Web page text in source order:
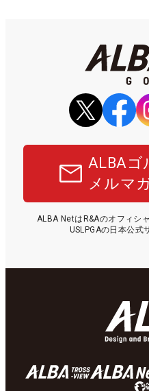
ALBAゴ
メルマ
ALBA NetはR&Aのオフィシ
USLPGAの日本公式